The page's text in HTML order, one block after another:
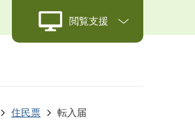
閲覧支援
住民票 転入届